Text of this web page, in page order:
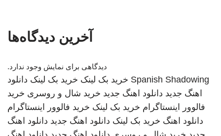
آخرین دیدگاه‌ها
دیدگاهی برای نمایش وجود ندارد.
Spanish Shadowing خرید بک لینک خرید بک لینک دانلود
اهنگ جدید دانلود اهنگ جدید خرید شال و روسری خرید
فالوور اینستاگرام خرید بک لینک خرید فالوور اینستاگرام
دانلود اهنگ خرید بک لینک دانلود اهنگ جدید دانلود اهنگ